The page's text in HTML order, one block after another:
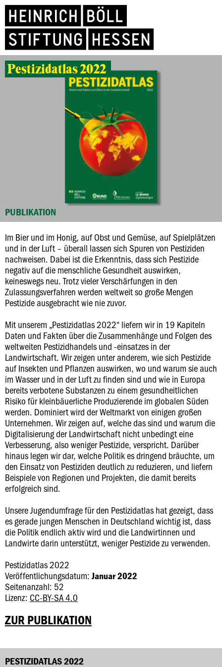
Pestizidatlas 2022
PUBLIKATION
Im Bier und im Honig, auf Obst und Gemüse, auf Spielplätzen
und in der Luft – überall lassen sich Spuren von Pestiziden
nachweisen. Dabei ist die Erkenntnis, dass sich Pestizide
negativ auf die menschliche Gesundheit auswirken,
keineswegs neu. Trotz vieler Verschärfungen in den
Zulassungsverfahren werden weltweit so große Mengen
Pestizide ausgebracht wie nie zuvor.
Mit unserem „Pestizidatlas 2022“ liefern wir in 19 Kapiteln
Daten und Fakten über die Zusammenhänge und Folgen des
weltweiten Pestizidhandels und -einsatzes in der
Landwirtschaft. Wir zeigen unter anderem, wie sich Pestizide
auf Insekten und Pflanzen auswirken, wo und warum sie auch
im Wasser und in der Luft zu finden sind und wie in Europa
bereits verbotene Substanzen zu einem gesundheitlichen
Risiko für kleinbäuerliche Produzierende im globalen Süden
werden. Dominiert wird der Weltmarkt von einigen großen
Unternehmen. Wir zeigen auf, welche das sind und warum die
Digitalisierung der Landwirtschaft nicht unbedingt eine
Verbesserung, also weniger Pestizide, verspricht. Darüber
hinaus legen wir dar, welche Politik es dringend bräuchte, um
den Einsatz von Pestiziden deutlich zu reduzieren, und liefern
Beispiele von Regionen und Projekten, die damit bereits
erfolgreich sind.
Unsere Jugendumfrage für den Pestizidatlas hat gezeigt, dass
es gerade jungen Menschen in Deutschland wichtig ist, dass
die Politik endlich aktiv wird und die Landwirtinnen und
Landwirte darin unterstützt, weniger Pestizide zu verwenden.
Pestizidatlas 2022
Veröffentlichungsdatum:Januar 2022
Seitenanzahl: 52
Lizenz: CC-BY-SA 4.0
ZUR PUBLIKATION
PESTIZIDATLAS 2022